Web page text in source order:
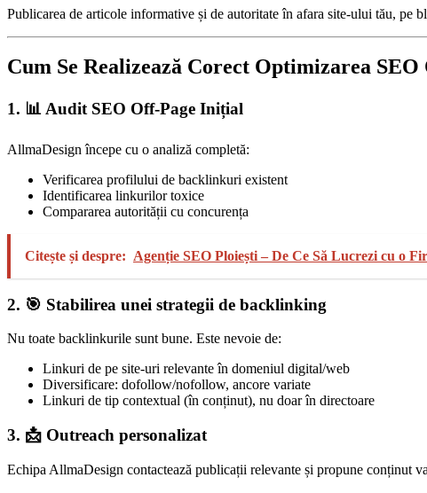
Publicarea de articole informative și de autoritate în afara site-ului tău,
Cum Se Realizează Corect Optimizarea SEO
1. 📊 Audit SEO Off-Page Inițial
AllmaDesign începe cu o analiză completă:
Verificarea profilului de backlinkuri existent
Identificarea linkurilor toxice
Compararea autorității cu concurența
Citește și despre: Agenție SEO Ploiești – De Ce Să Lucrezi cu o
2. 🎯 Stabilirea unei strategii de backlinking
Nu toate backlinkurile sunt bune. Este nevoie de:
Linkuri de pe site-uri relevante în domeniul digital/web
Diversificare: dofollow/nofollow, ancore variate
Linkuri de tip contextual (în conținut), nu doar în directoare
3. 📩 Outreach personalizat
Echipa AllmaDesign contactează publicații relevante și propune conținut